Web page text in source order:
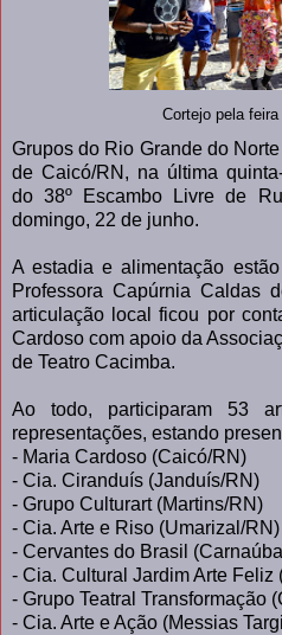
Cortejo pela
Grupos do Rio Grande do
de Caicó/RN, na última
do 38º Escambo Livre de
domingo, 22 de junho.
A estadia e alimentação
Professora Capúrnia Caldas
articulação local ficou por
Cardoso com apoio da
de Teatro Cacimba.
Ao todo, participaram 53
representações, estando
- Maria Cardoso (Caicó/RN)
- Cia. Ciranduís (Janduís/RN)
- Grupo Culturart (Martins/RN)
- Cia. Arte e Riso (Umarizal/RN)
- Cervantes do Brasil
- Cia. Cultural Jardim Arte
- Grupo Teatral Transformação
- Cia. Arte e Ação (Messias